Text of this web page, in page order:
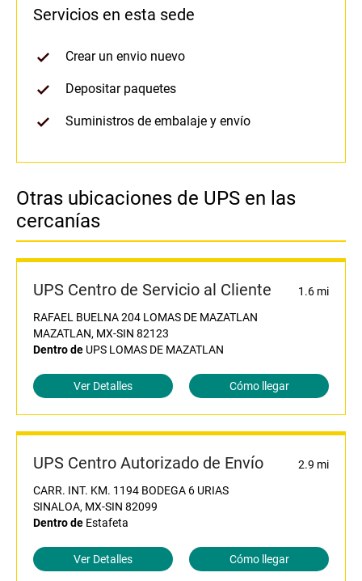
Servicios en esta sede
Crear un envio nuevo
Depositar paquetes
Suministros de embalaje y envío
Otras ubicaciones de UPS en las
cercanías
UPS Centro de Servicio al Cliente
1.6 mi
RAFAEL BUELNA 204 LOMAS DE MAZATLAN
MAZATLAN, MX-SIN 82123
Dentro de UPS LOMAS DE MAZATLAN
Ver Detalles Cómo llegar
UPS Centro Autorizado de Envío
2.9 mi
CARR. INT. KM. 1194 BODEGA 6 URIAS
SINALOA, MX-SIN 82099
Dentro de Estafeta
Ver Detalles Cómo llegar